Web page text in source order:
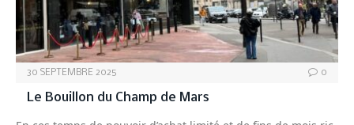
30 SEPTEMBRE 2025 0
Le Bouillon du Champ de Mars